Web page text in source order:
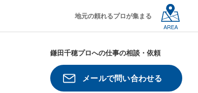
地元の頼れるプロが集まる
AREA
鎌田千穂プロへの仕事の相談・依頼
メールで問い合わせる